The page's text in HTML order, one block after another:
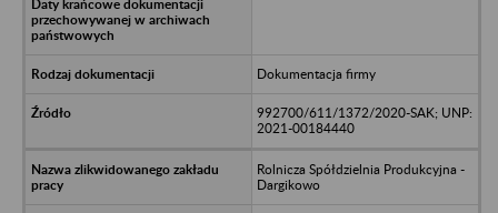
Dokumentacja firmy
992700/611/1372/2020-SAK; UNP:
2021-00184440
Rolnicza Spółdzielnia Produkcyjna -
Dargikowo